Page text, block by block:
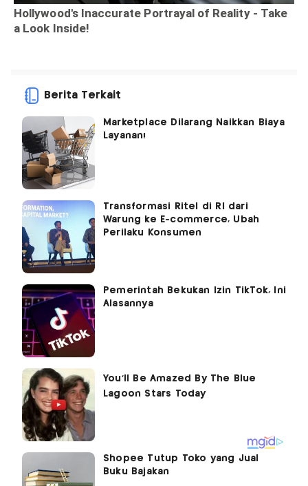
Berita Terkait
Marketplace Dilarang Naikkan Biaya
Layanan!
Transformasi Ritel di RI dari
Warung ke E-commerce, Ubah
Perilaku Konsumen
Pemerintah Bekukan Izin TikTok, Ini
Alasannya
Shopee Tutup Toko yang Jual
Buku Bajakan